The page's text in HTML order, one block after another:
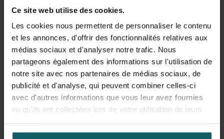
Ce site web utilise des cookies.
Les cookies nous permettent de personnaliser le contenu
et les annonces, d'offrir des fonctionnalités relatives aux
médias sociaux et d'analyser notre trafic. Nous
partageons également des informations sur l'utilisation de
notre site avec nos partenaires de médias sociaux, de
publicité et d'analyse, qui peuvent combiner celles-ci
avec d'autres informations que vous leur avez fournies
ou qu'ils ont collectées lors de votre utilisation de leurs
Centre of Excellence) in 2024